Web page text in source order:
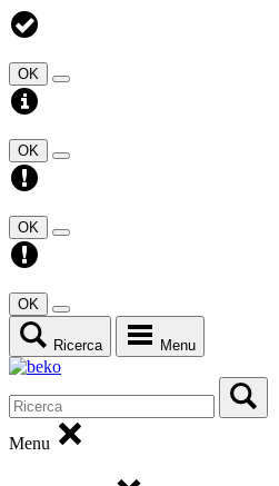
OK
OK
OK
OK
Ricerca Menu
Menu